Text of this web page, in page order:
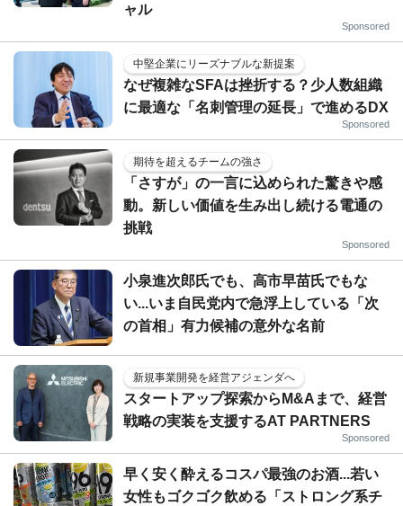
ャル
Sponsored
中堅企業にリーズナブルな新提案
なぜ複雑なSFAは挫折する？少人数組織
に最適な「名刺管理の延長」で進めるDX
Sponsored
期待を超えるチームの強さ
「さすが」の一言に込められた驚きや感
動。新しい価値を生み出し続ける電通の
挑戦
Sponsored
小泉進次郎氏でも、高市早苗氏でもな
い...いま自民党内で急浮上している「次
の首相」有力候補の意外な名前
新規事業開発を経営アジェンダへ
スタートアップ探索からM&Aまで、経営
戦略の実装を支援するAT PARTNERS
Sponsored
早く安く酔えるコスパ最強のお酒...若い
女性もゴクゴク飲める「ストロング系チ